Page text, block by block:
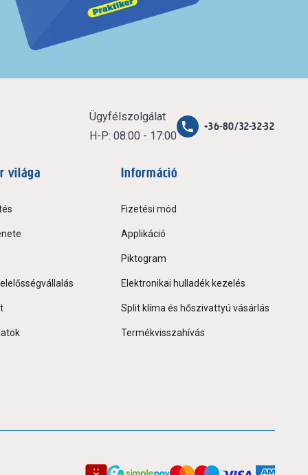
Ügyfélszolgálat
H-P: 08:00 - 17:00
+36-80/32-32-32
világa Információ
Fizetési mód
Applikáció
Piktogram
Elektronikai hulladék kezelés
Split klíma és hőszivattyú vásárlás
Termékvisszahívás